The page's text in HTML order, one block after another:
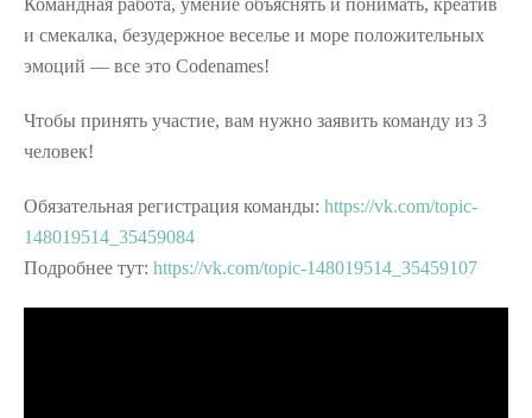
Командная работа, умение объяснять и понимать, креатив
и смекалка, безудержное веселье и море положительных
эмоций — все это Codenames!
Чтобы принять участие, вам нужно заявить команду из 3
человек!
Обязательная регистрация команды: https://vk.com/topic-
148019514_35459084
Подробнее тут: https://vk.com/topic-148019514_35459107